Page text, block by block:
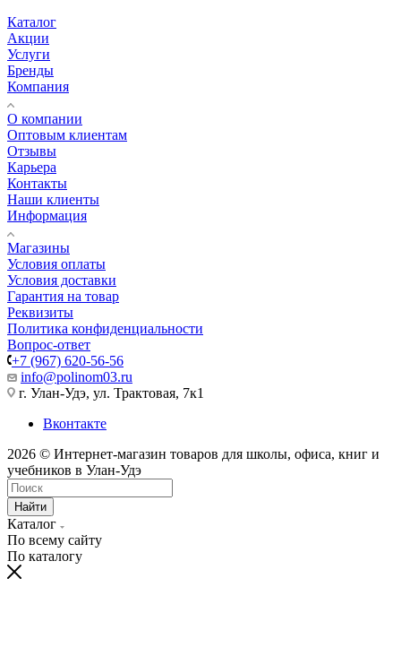
Каталог
Акции
Услуги
Бренды
Компания
О компании
Оптовым клиентам
Отзывы
Карьера
Контакты
Наши клиенты
Информация
Магазины
Условия оплаты
Условия доставки
Гарантия на товар
Реквизиты
Политика конфиденциальности
Вопрос-ответ
+7 (967) 620-56-56
info@polinom03.ru
г. Улан-Удэ, ул. Трактовая, 7к1
Вконтакте
2026 © Интернет-магазин товаров для школы, офиса, книг и
учебников в Улан-Удэ
Найти
Каталог
По всему сайту
По каталогу